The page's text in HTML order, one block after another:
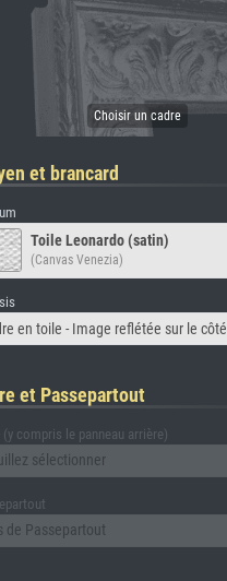
et brancard
Toile Leonardo (satin)
(Canvas Venezia)
en toile - Image reflétée sur le côté
et Passepartout
(y compris le panneau arrière)
sélectionner
de Passepartout